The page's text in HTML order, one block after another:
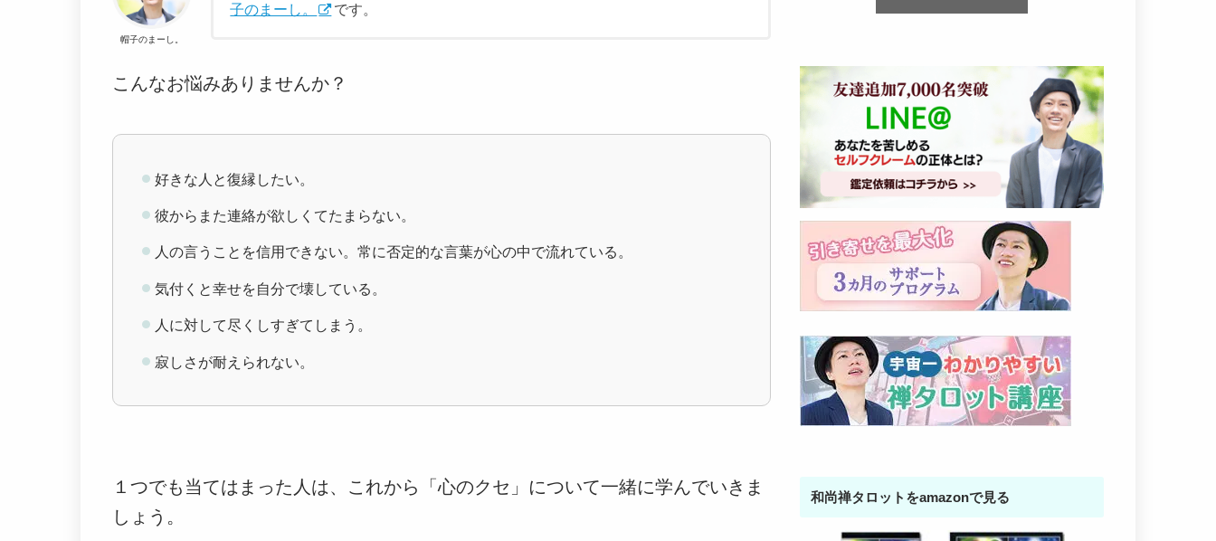
帽子のまーし。
子のまーし。
です。
こんなお悩みありませんか？
好きな人と復縁したい。
彼からまた連絡が欲しくてたまらない。
人の言うことを信用できない。常に否定的な言葉が心の中で流れている。
気付くと幸せを自分で壊している。
人に対して尽くしすぎてしまう。
寂しさが耐えられない。
１つでも当てはまった人は、これから「心のクセ」について一緒に学んでいきま
しょう。
和尚禅タロットをamazonで見る